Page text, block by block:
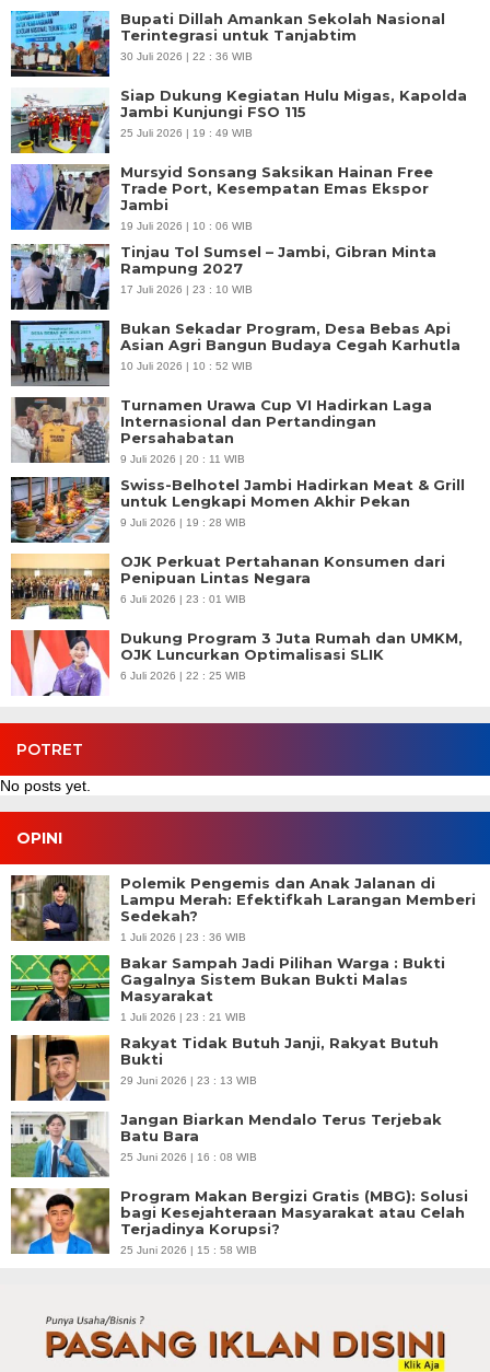
Bupati Dillah Amankan Sekolah Nasional
Terintegrasi untuk Tanjabtim
30 Juli 2026 | 22 : 36 WIB
Siap Dukung Kegiatan Hulu Migas, Kapolda
Jambi Kunjungi FSO 115
25 Juli 2026 | 19 : 49 WIB
Mursyid Sonsang Saksikan Hainan Free
Trade Port, Kesempatan Emas Ekspor
Jambi
19 Juli 2026 | 10 : 06 WIB
Tinjau Tol Sumsel – Jambi, Gibran Minta
Rampung 2027
17 Juli 2026 | 23 : 10 WIB
Bukan Sekadar Program, Desa Bebas Api
Asian Agri Bangun Budaya Cegah Karhutla
10 Juli 2026 | 10 : 52 WIB
Turnamen Urawa Cup VI Hadirkan Laga
Internasional dan Pertandingan
Persahabatan
9 Juli 2026 | 20 : 11 WIB
Swiss-Belhotel Jambi Hadirkan Meat & Grill
untuk Lengkapi Momen Akhir Pekan
9 Juli 2026 | 19 : 28 WIB
OJK Perkuat Pertahanan Konsumen dari
Penipuan Lintas Negara
6 Juli 2026 | 23 : 01 WIB
Dukung Program 3 Juta Rumah dan UMKM,
OJK Luncurkan Optimalisasi SLIK
6 Juli 2026 | 22 : 25 WIB
POTRET
No posts yet.
OPINI
Polemik Pengemis dan Anak Jalanan di
Lampu Merah: Efektifkah Larangan Memberi
Sedekah?
1 Juli 2026 | 23 : 36 WIB
Bakar Sampah Jadi Pilihan Warga : Bukti
Gagalnya Sistem Bukan Bukti Malas
Masyarakat
1 Juli 2026 | 23 : 21 WIB
Rakyat Tidak Butuh Janji, Rakyat Butuh
Bukti
29 Juni 2026 | 23 : 13 WIB
Jangan Biarkan Mendalo Terus Terjebak
Batu Bara
25 Juni 2026 | 16 : 08 WIB
Program Makan Bergizi Gratis (MBG): Solusi
bagi Kesejahteraan Masyarakat atau Celah
Terjadinya Korupsi?
25 Juni 2026 | 15 : 58 WIB